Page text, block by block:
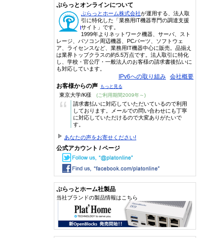
ぷらっとオンラインについて
ぷらっとホーム株式会社が運用する、法人取
引に特化した「業務用IT機器専門の調達支援
サイト」です。
1999年よりネットワーク機器、サーバ、スト
レージ、パソコン周辺機器、PCパーツ、ソフトウェ
ア、ライセンスなど、業務用IT機器中心に販売。品揃え
は業界トップクラスの約5.5万点です。法人取引に特化
し、学校・官公庁・一般法人のお客様の請求書後払いに
も対応しています。
IPv6への取り組み 会社概要
お客様からの声 もっと見る
東京大学/K様 (ご利用期間2009年～)
“
請求書払いに対応していただいているので利用
しております。メールでの問い合わせにも丁寧
に対応していただけるので大変ありがたいで
す。
あなたの声をお寄せください!
公式アカウント / ページ
ぷらっとホーム社製品
当社ブランドの製品情報はこちら